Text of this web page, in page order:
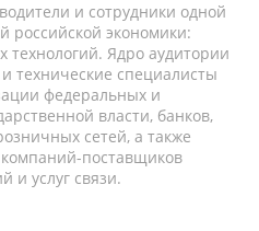
и сотрудники одной
российской экономики:
Ядро аудитории
технические специалисты
федеральных и
власти, банков,
сетей, а также
поставщиков
и услуг связи.